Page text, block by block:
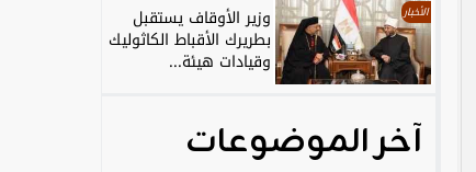
الأخبار وزير الأوقاف يستقبل
بطريرك الأقباط الكاثوليك
وقيادات هيئة...
آخر الموضوعات